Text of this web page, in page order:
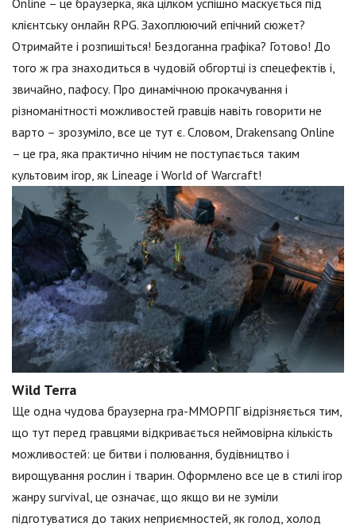
клієнтську онлайн RPG. Захоплюючий епічний сюжет?
Отримайте і розпишіться! Бездоганна графіка? Готово! До
того ж гра знаходиться в чудовій обгортці із спецефектів і,
звичайно, пафосу. Про динамічною прокачування і
різноманітності можливостей гравців навіть говорити не
варто – зрозуміло, все це тут є. Словом, Drakensang Online
– це гра, яка практично нічим не поступається таким
культовим ігор, як Lineage і World of Warcraft!
Wild Terra
Ще одна чудова браузерна гра-ММОРПГ відрізняється тим,
що тут перед гравцями відкривається неймовірна кількість
можливостей: це битви і полювання, будівництво і
вирощування рослин і тварин. Оформлено все це в стилі ігор
жанру survival, це означає, що якщо ви не зуміли
підготуватися до таких неприємностей, як голод, холод